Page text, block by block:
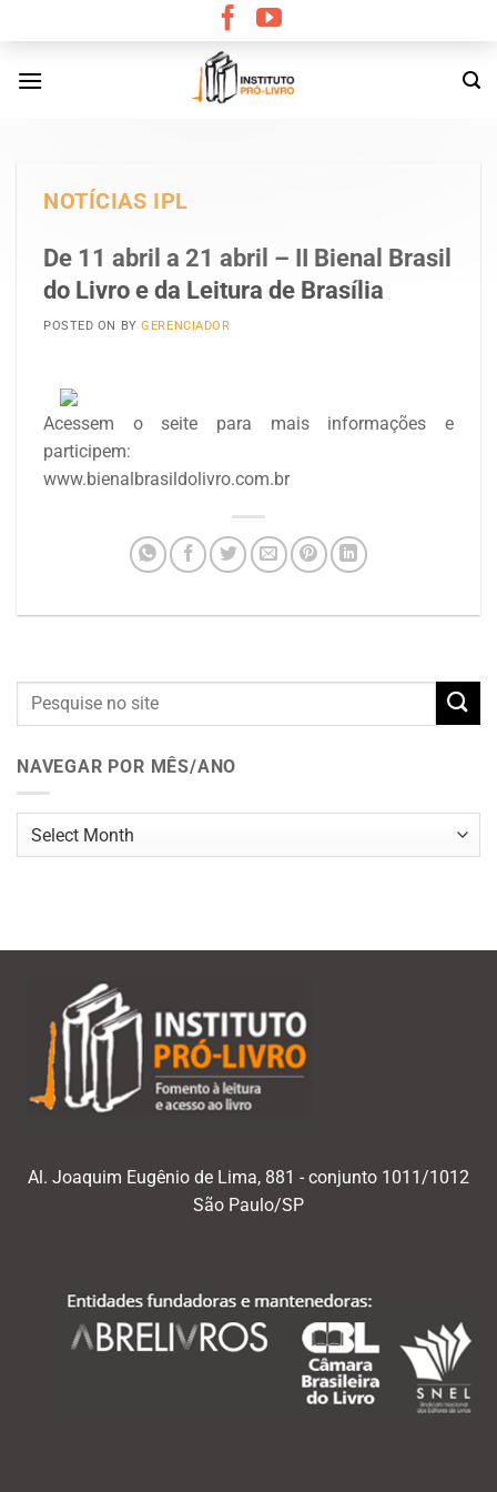
content
NOTÍCIAS IPL
De 11 abril a 21 abril – II Bienal Brasil
do Livro e da Leitura de Brasília
POSTED ON BYGERENCIADOR
Acessem o seite para mais informações e
participem:
www.bienalbrasildolivro.com.br
NAVEGAR POR MÊS/ANO
Navegar
Al. Joaquim Eugênio de Lima, 881 - conjunto 1011/1012
São Paulo/SP